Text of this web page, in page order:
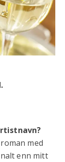
med
enn mitt